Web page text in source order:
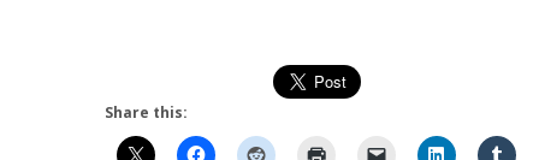
Share this: